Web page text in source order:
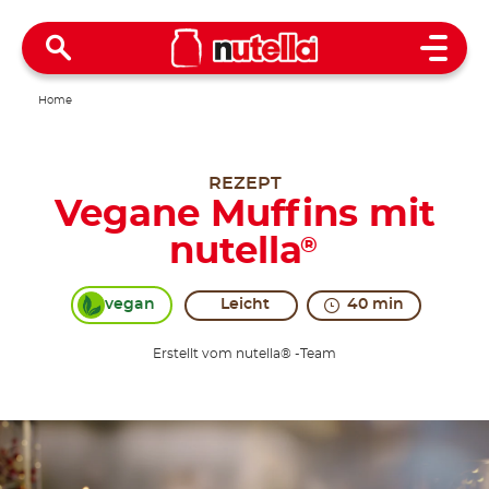
Open
Home
REZEPT
Vegane Muffins mit
nutella®
vegan Leicht 40 min
Erstellt vom nutella® -Team